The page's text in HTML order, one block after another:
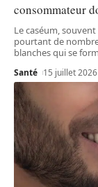
consommateur
Le caséum,
pourtant de
blanches qui se
Santé 15 juillet 2026